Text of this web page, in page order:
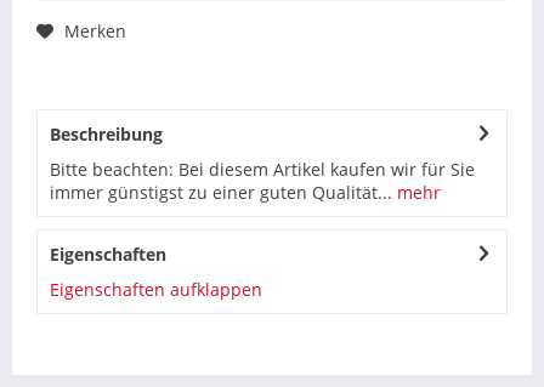
Merken
Beschreibung
Bitte beachten: Bei diesem Artikel kaufen wir für Sie
immer günstigst zu einer guten Qualität... mehr
Eigenschaften
Eigenschaften aufklappen